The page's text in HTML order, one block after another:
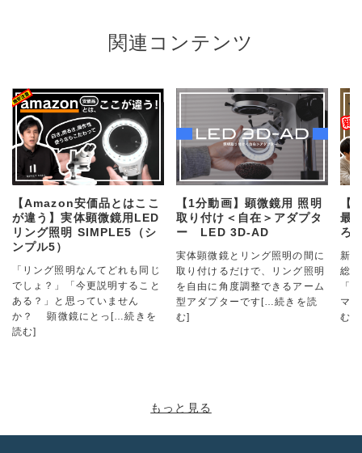
関連コンテンツ
【Amazon安価品とはここ
が違う】実体顕微鏡用LED
リング照明 SIMPLE5（シ
ンプル5）
「リング照明なんてどれも同じ
でしょ？」「今更説明すること
ある？」と思っていません
か？ 顕微鏡にとっ […続きを
読む]
【1分動画】顕微鏡用 照明
取り付け＜自在＞アダプタ
ー LED 3D-AD
実体顕微鏡とリング照明の間に
取り付けるだけで、リング照明
を自由に角度調整できるアーム
型アダプターです […続きを読
む]
【
最
ろ
新
総
「
マ
む]
もっと見る